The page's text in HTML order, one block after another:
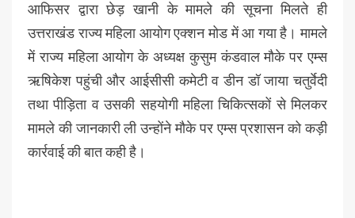
आफिसर द्वारा छेड़ खानी के मामले की सूचना मिलते ही
उत्तराखंड राज्य महिला आयोग एक्शन मोड में आ गया है। मामले
में राज्य महिला आयोग के अध्यक्ष कुसुम कंडवाल मौके पर एम्स
ऋषिकेश पहुंची और आईसीसी कमेटी व डीन डॉ जाया चतुर्वेदी
तथा पीड़िता व उसकी सहयोगी महिला चिकित्सकों से मिलकर
मामले की जानकारी ली उन्होंने मौके पर एम्स प्रशासन को कड़ी
कार्रवाई की बात कही है।